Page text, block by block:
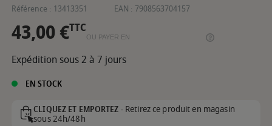
Référence : 13413351 EAN : 7908563704157
43,00 €TTC
OU PAYER EN
Expédition sous 2 à 7 jours
EN STOCK
CLIQUEZ ET EMPORTEZ -Retirez ce produit en magasin
sous 24h/48h